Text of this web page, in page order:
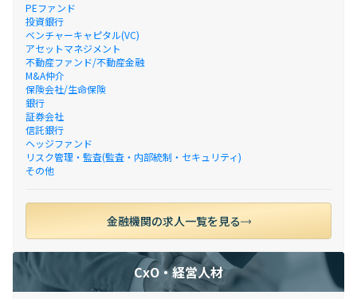
PEファンド
投資銀行
ベンチャーキャピタル(VC)
アセットマネジメント
不動産ファンド/不動産金融
M&A仲介
保険会社/生命保険
銀行
証券会社
信託銀行
ヘッジファンド
リスク管理・監査(監査・内部統制・セキュリティ)
その他
金融機関の求人一覧を見る
CxO・経営人材